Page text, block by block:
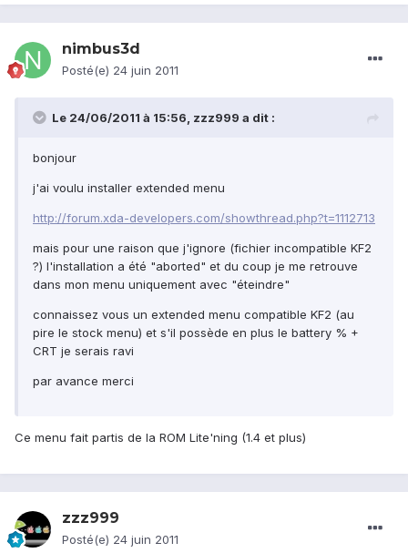
nimbus3d
Posté(e) 24 juin 2011
Le 24/06/2011 à 15:56, zzz999 a dit :
bonjour
j'ai voulu installer extended menu
http://forum.xda-developers.com/showthread.php?t=1112713
mais pour une raison que j'ignore (fichier incompatible KF2
?) l'installation a été "aborted" et du coup je me retrouve
dans mon menu uniquement avec "éteindre"
connaissez vous un extended menu compatible KF2 (au
pire le stock menu) et s'il possède en plus le battery % +
CRT je serais ravi
par avance merci
Ce menu fait partis de la ROM Lite'ning (1.4 et plus)
zzz999
Posté(e) 24 juin 2011